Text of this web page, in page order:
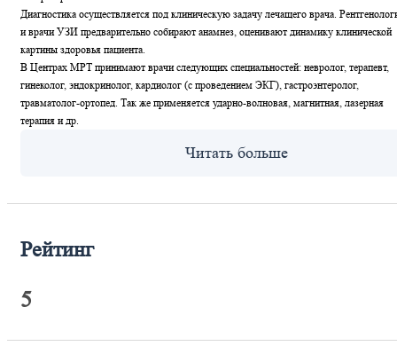
Диагностика осуществляется под клиническую задачу лечащего врача.
и врачи УЗИ предварительно собирают анамнез, оценивают динамику клинической
картины здоровья пациента.
В Центрах МРТ принимают врачи следующих специальностей: невролог, терапевт,
гинеколог, эндокринолог, кардиолог (с проведением ЭКГ), гастроэнтеролог,
травматолог-ортопед. Так же применяется ударно-волновая, магнитная, лазерная
терапия и др.
Рейтинг
5